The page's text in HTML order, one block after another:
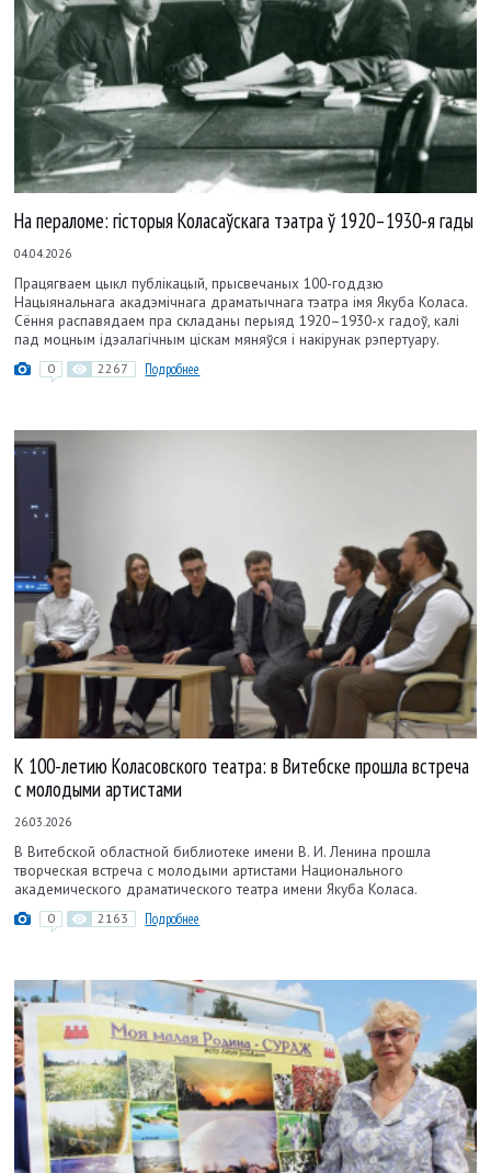
На пераломе: гісторыя Коласаўскага тэатра ў 1920–1930-я гады
04.04.2026
Працягваем цыкл публікацый, прысвечаных 100-годдзю
Нацыянальнага акадэмічнага драматычнага тэатра імя Якуба Коласа.
Сёння распавядаем пра складаны перыяд 1920–1930-х гадоў, калі
пад моцным ідэалагічным ціскам мяняўся і накірунак рэпертуару.
0 2267 Подробнее
К 100-летию Коласовского театра: в Витебске прошла встреча
с молодыми артистами
26.03.2026
В Витебской областной библиотеке имени В. И. Ленина прошла
творческая встреча с молодыми артистами Национального
академического драматического театра имени Якуба Коласа.
0 2163 Подробнее